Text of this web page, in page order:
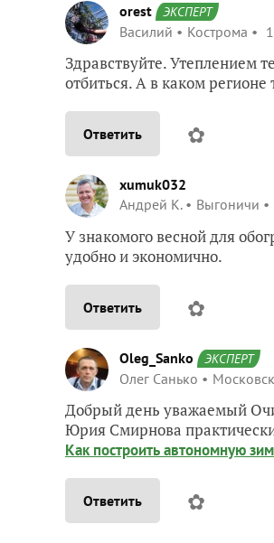
orest ЭКСПЕРТ
Василий Кострома
Здравствуйте. Утеплением
отбиться. А в каком
Ответить ✿
xumuk032
Андрей К.
Выгоничи
У знакомого весной для
удобно и экономично.
Ответить ✿
Oleg_Sanko ЭКСПЕРТ
Олег Санько
Добрый день уважаемый
Юрия Смирнова
Как построить автономную
Ответить ✿